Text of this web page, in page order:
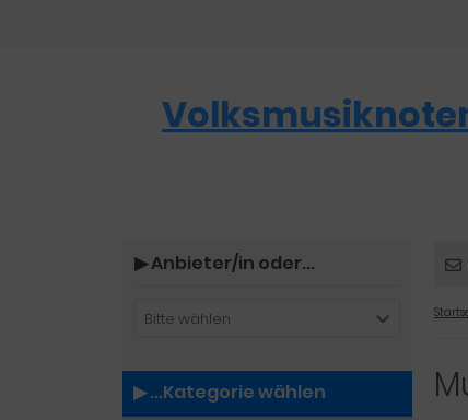
▶︎ Anbieter/in oder...
Bitte wählen
▶︎ ...Kategorie wählen